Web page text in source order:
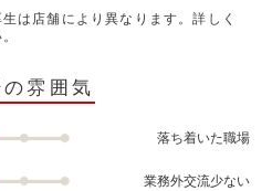
は店舗により異なります。詳しく
雰囲気
落ち着いた職場
業務外交流少ない